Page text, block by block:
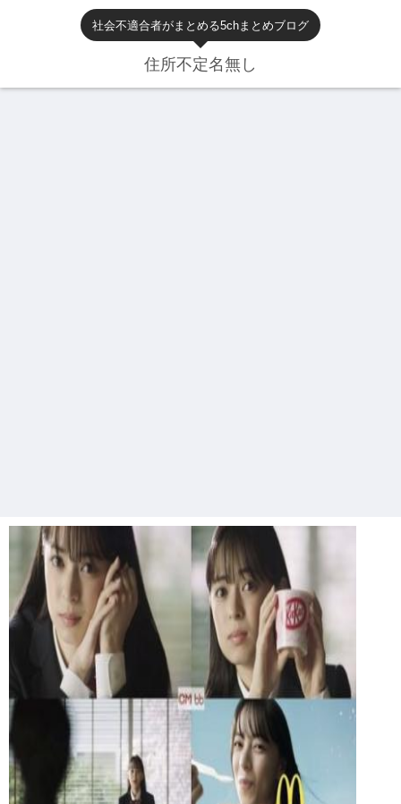
社会不適合者がまとめる5chまとめブログ
住所不定名無し